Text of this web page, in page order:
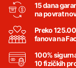
15 dana
na povrat
Preko
fanova na
100%
10 fizičkih